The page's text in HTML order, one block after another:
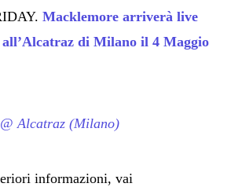
Macklemore arriverà live
di Milano il 4 Maggio
Alcatraz (Milano)
informazioni, vai